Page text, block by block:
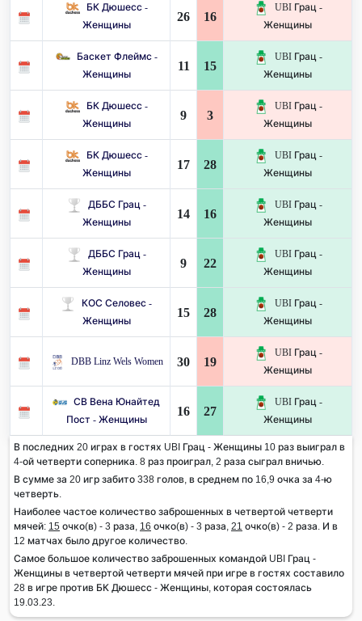
БК Дюшесс -
Женщины
26 16
UBI Грац -
Женщины
Баскет Флеймс -
Женщины
11 15
UBI Грац -
Женщины
БК Дюшесс -
Женщины
9 3
UBI Грац -
Женщины
БК Дюшесс -
Женщины
17 28
UBI Грац -
Женщины
ДББС Грац -
Женщины
14 16
UBI Грац -
Женщины
ДББС Грац -
Женщины
9 22
UBI Грац -
Женщины
КОС Селовес -
Женщины
15 28
UBI Грац -
Женщины
DBB Linz Wels Women 30 19
UBI Грац -
Женщины
СВ Вена Юнайтед
Пост - Женщины
16 27
UBI Грац -
Женщины
В последних 20 играх в гостях UBI Грац - Женщины 10 раз выиграл в
4-ой четверти соперника. 8 раз проиграл, 2 раза сыграл вничью.
В сумме за 20 игр забито 338 голов, в среднем по 16,9 очка за 4-ю
четверть.
Наиболее частое количество заброшенных в четвертой четверти
мячей: 15 очко(в) - 3 раза, 16 очко(в) - 3 раза, 21 очко(в) - 2 раза. И в
12 матчах было другое количество.
Самое большое количество заброшенных командой UBI Грац -
Женщины в четвертой четверти мячей при игре в гостях составило
28 в игре против БК Дюшесс - Женщины, которая состоялась
19.03.23.